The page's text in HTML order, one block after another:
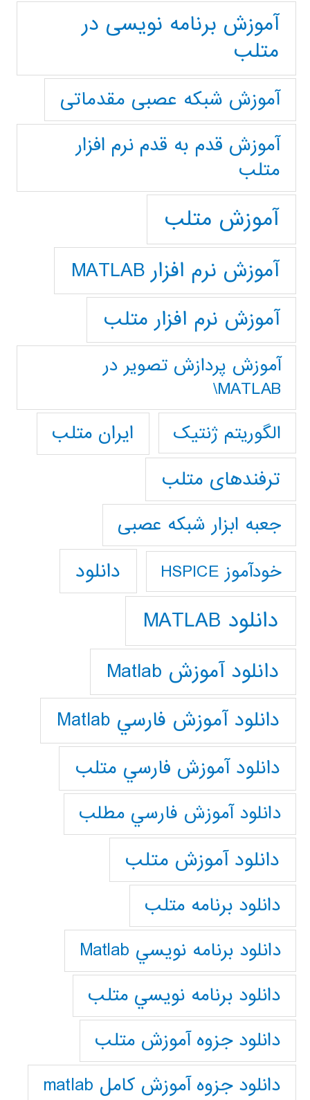
آموزش برنامه نویسی در
متلب
آموزش شبکه عصبی مقدماتی
آموزش قدم به قدم نرم افزار
متلب
آموزش متلب
آموزش نرم افزار MATLAB
آموزش نرم افزار متلب
آموزش پردازش تصوير در
MATLAB\
الگوریتم ژنتیک
ایران متلب
ترفندهای متلب
جعبه ابزار شبکه عصبی
خودآموز HSPICE دانلود
دانلود MATLAB
دانلود آموزش Matlab
دانلود آموزش فارسي Matlab
دانلود آموزش فارسي متلب
دانلود آموزش فارسي مطلب
دانلود آموزش متلب
دانلود برنامه متلب
دانلود برنامه نويسي Matlab
دانلود برنامه نويسي متلب
دانلود جزوه آموزش متلب
دانلود جزوه آموزش کامل matlab